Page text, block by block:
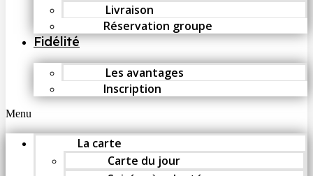
Livraison
Réservation groupe
Fidélité
Les avantages
Inscription
Menu
La carte
Carte du jour